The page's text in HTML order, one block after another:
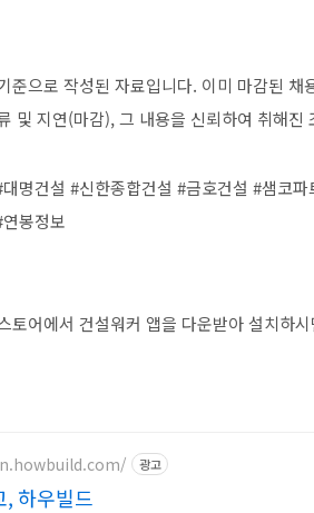
준으로 작성된 자료입니다. 이미 마감된
및 지연(마감), 그 내용을 신뢰하여 취해진
명건설 #신한종합건설 #금호건설 #샘코
봉정보
토어에서 건설워커 앱을 다운받아 설치하
광고
, 하우빌드